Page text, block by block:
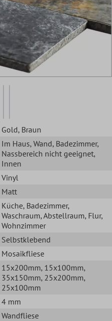
Gold, Braun
Im Haus, Wand, Badezimmer,
Nassbereich nicht geeignet,
Innen
Vinyl
Matt
Küche, Badezimmer,
Waschraum, Abstellraum, Flur,
Wohnzimmer
Selbstklebend
Mosaikfliese
15x200mm, 15x100mm,
35x150mm, 25x200mm,
25x100mm
4 mm
Wandfliese